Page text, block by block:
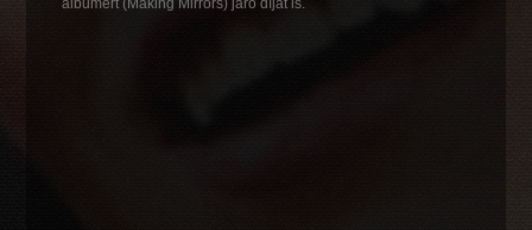
albumért (Making Mirrors) járó díjat is.